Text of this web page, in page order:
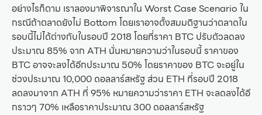
อย่างไรก็ตาม เราลองมาพิจารณาใน Worst Case Scenario ใน
กรณีถ้าตลาดยังไม่ Bottom โดยเราอาจตั้งสมมติฐานว่าตลาดใน
รอบนี้ไม่ได้ต่างกับในรอบปี 2018 โดยที่ราคา BTC ปรับตัวลดลง
ประมาณ 85% จาก ATH นั่นหมายความว่าในรอบนี้ ราคาของ
BTC อาจจะลงได้อีกประมาณ 50% โดยราคาของ BTC จะอยู่ใน
ช่วงประมาณ 10,000 ดอลลาร์สหรัฐ ส่วน ETH ที่รอบปี 2018
ลดลงมาจาก ATH ที่ 95% หมายความว่าราคา ETH จะลดลงได้อี
กราวๆ 70% เหลือราคาประมาณ 300 ดอลลาร์สหรัฐ